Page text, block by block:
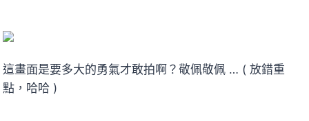
這畫面是要多大的勇氣才敢拍啊？敬佩敬佩 … ( 放錯重
點，哈哈 )